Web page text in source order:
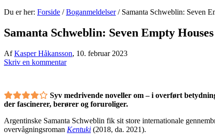
Du er her: Forside / Boganmeldelser /Samanta Schweblin: Seven
Samanta Schweblin: Seven Empty Houses
AfKasper Håkansson, 10. februar 2023
Skriv en kommentar
Syv medrivende noveller om – i overført
der fascinerer, berører og foruroliger.
Argentinske Samanta Schweblin fik sit store internationale
overvågningsroman Kentuki (2018, da. 2021).